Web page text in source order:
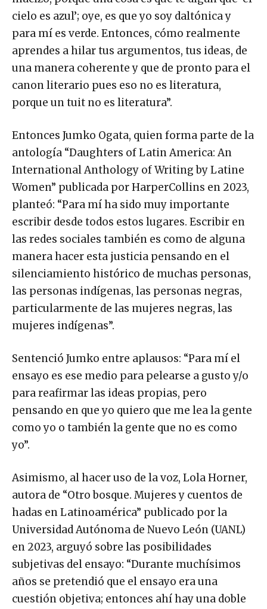
cielo es azul’; oye, es que yo soy daltónica y
para mí es verde. Entonces, cómo realmente
aprendes a hilar tus argumentos, tus ideas, de
una manera coherente y que de pronto para el
canon literario pues eso no es literatura,
porque un tuit no es literatura”.
Entonces Jumko Ogata, quien forma parte de la
antología “Daughters of Latin America: An
International Anthology of Writing by Latine
Women” publicada por HarperCollins en 2023,
planteó: “Para mí ha sido muy importante
escribir desde todos estos lugares. Escribir en
las redes sociales también es como de alguna
manera hacer esta justicia pensando en el
silenciamiento histórico de muchas personas,
las personas indígenas, las personas negras,
particularmente de las mujeres negras, las
mujeres indígenas”.
Sentenció Jumko entre aplausos: “Para mí el
ensayo es ese medio para pelearse a gusto y/o
para reafirmar las ideas propias, pero
pensando en que yo quiero que me lea la gente
como yo o también la gente que no es como
yo”.
Asimismo, al hacer uso de la voz, Lola Horner,
autora de “Otro bosque. Mujeres y cuentos de
hadas en Latinoamérica” publicado por la
Universidad Autónoma de Nuevo León (UANL)
en 2023, arguyó sobre las posibilidades
subjetivas del ensayo: “Durante muchísimos
años se pretendió que el ensayo era una
cuestión objetiva; entonces ahí hay una doble